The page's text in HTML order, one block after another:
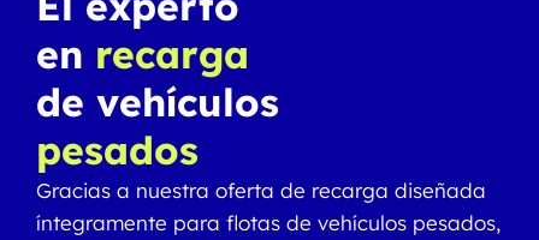
en recarga
de vehículos
pesados
Gracias a nuestra oferta de recarga diseñada
íntegramente para flotas de vehículos pesados,